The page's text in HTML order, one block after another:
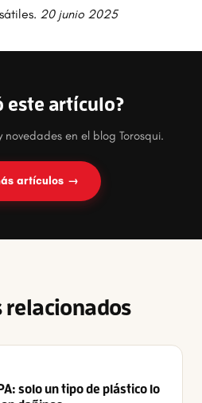
20 junio 2025
este artículo?
novedades en el blog Torosqui.
artículos →
relacionados
solo un tipo de plástico lo